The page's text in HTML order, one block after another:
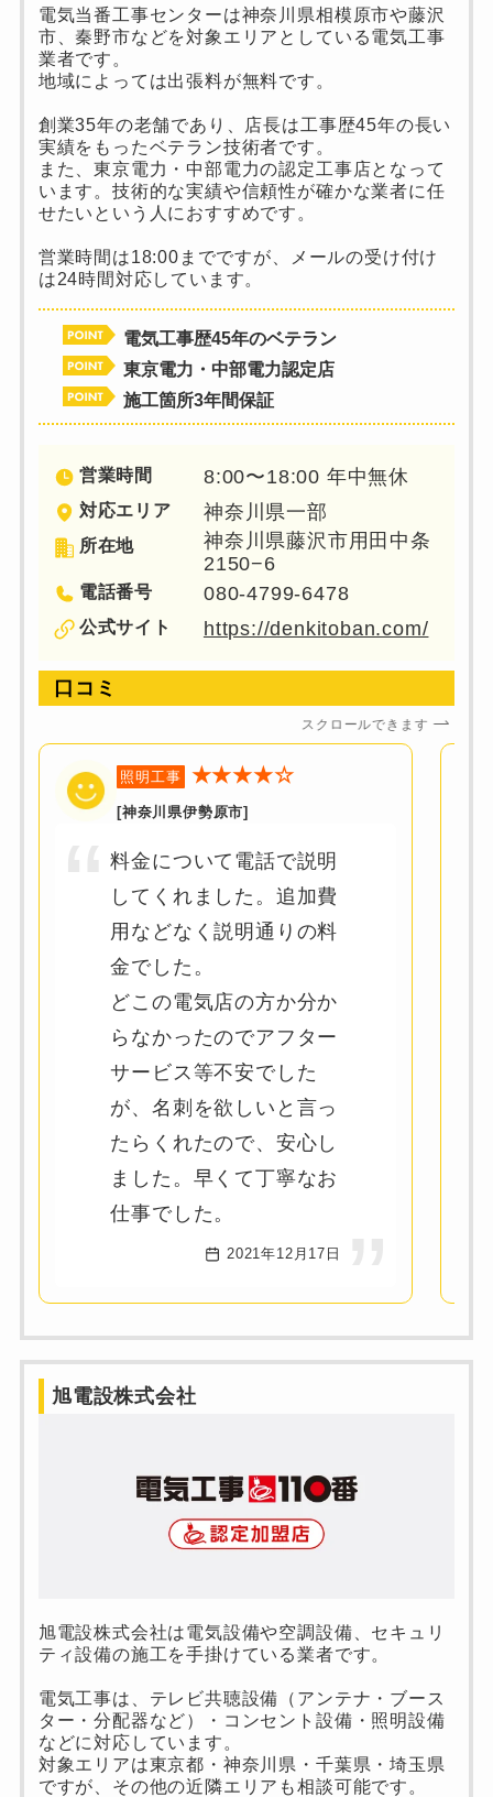
電気当番工事センターは神奈川県相模原市や藤沢
市、秦野市などを対象エリアとしている電気工事
業者です。
地域によっては出張料が無料です。
創業35年の老舗であり、店長は工事歴45年の長い
実績をもったベテラン技術者です。
また、東京電力・中部電力の認定工事店となって
います。技術的な実績や信頼性が確かな業者に任
せたいという人におすすめです。
営業時間は18:00までですが、メールの受け付け
は24時間対応しています。
電気工事歴45年のベテラン
東京電力・中部電力認定店
施工箇所3年間保証
営業時間 8:00〜18:00 年中無休
対応エリア 神奈川県一部
所在地
神奈川県藤沢市用田中条
2150−6
電話番号 080-4799-6478
公式サイト https://denkitoban.com/
口コミ
スクロールできます
照明工事 ★★★★☆
[神奈川県伊勢原市]
料金について電話で説明
してくれました。追加費
用などなく説明通りの料
金でした。
どこの電気店の方か分か
らなかったのでアフター
サービス等不安でした
が、名刺を欲しいと言っ
たらくれたので、安心し
ました。早くて丁寧なお
仕事でした。
2021年12月17日
旭電設株式会社
旭電設株式会社は電気設備や空調設備、セキュリ
ティ設備の施工を手掛けている業者です。
電気工事は、テレビ共聴設備（アンテナ・ブース
ター・分配器など）・コンセント設備・照明設備
などに対応しています。
対象エリアは東京都・神奈川県・千葉県・埼玉県
ですが、その他の近隣エリアも相談可能です。